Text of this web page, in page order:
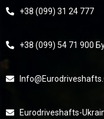
+38 (099) 31 24 777
+38 (099) 54 71 900
Eurodriveshafts-